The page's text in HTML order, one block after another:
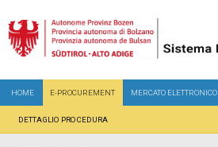
HOME E-PROCUREMENT MERCATO ELETTRONICO
DETTAGLIO PROCEDURA